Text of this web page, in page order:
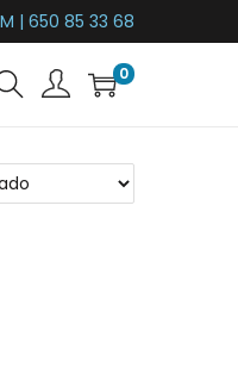
| 650 85 33 68
0